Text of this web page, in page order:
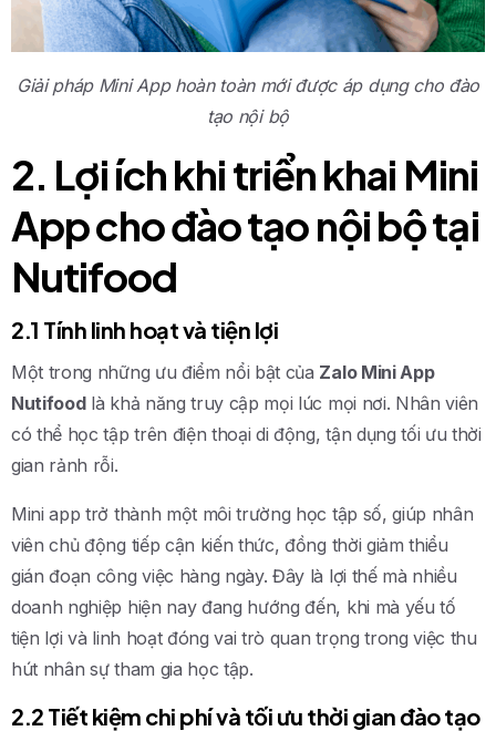
Giải pháp Mini App hoàn toàn mới được áp dụng cho đào
tạo nội bộ
2. Lợi ích khi triển khai Mini
App cho đào tạo nội bộ tại
Nutifood
2.1 Tính linh hoạt và tiện lợi
Một trong những ưu điểm nổi bật của Zalo Mini App
Nutifoodlà khả năng truy cập mọi lúc mọi nơi. Nhân viên
có thể học tập trên điện thoại di động, tận dụng tối ưu thời
gian rảnh rỗi.
Mini app trở thành một môi trường học tập số, giúp nhân
viên chủ động tiếp cận kiến thức, đồng thời giảm thiểu
gián đoạn công việc hàng ngày. Đây là lợi thế mà nhiều
doanh nghiệp hiện nay đang hướng đến, khi mà yếu tố
tiện lợi và linh hoạt đóng vai trò quan trọng trong việc thu
hút nhân sự tham gia học tập.
2.2 Tiết kiệm chi phí và tối ưu thời gian đào tạo